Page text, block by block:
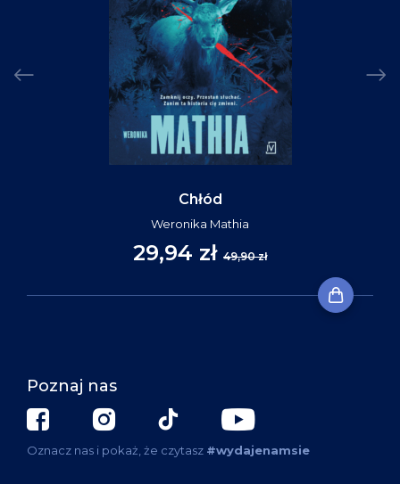
Chłód
Weronika Mathia
29,94 zł 49,90 zł
Poznaj nas
Oznacz nas i pokaż, że czytasz #wydajenamsie